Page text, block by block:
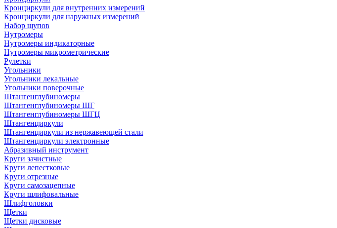
Кронциркули для внутренних измерений
Кронциркули для наружных измерений
Набор щупов
Нутромеры
Нутромеры индикаторные
Нутромеры микрометрические
Рулетки
Угольники
Угольники лекальные
Угольники поверочные
Штангенглубиномеры
Штангенглубиномеры ШГ
Штангенглубиномеры ШГЦ
Штангенциркули
Штангенциркули из нержавеющей стали
Штангенциркули электронные
Абразивный инструмент
Круги зачистные
Круги лепестковые
Круги отрезные
Круги самозацепные
Круги шлифовальные
Шлифголовки
Щетки
Щетки дисковые